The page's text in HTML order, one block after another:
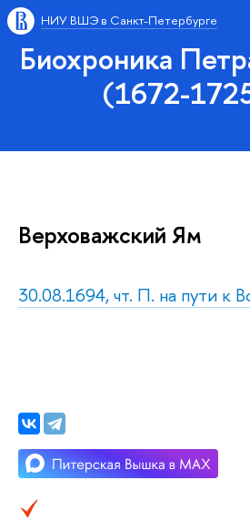
НИУ ВШЭ в Санкт-Петербурге
Биохроника
(1672-
Верховажский Ям
30.08.1694, чт. П. на пути к